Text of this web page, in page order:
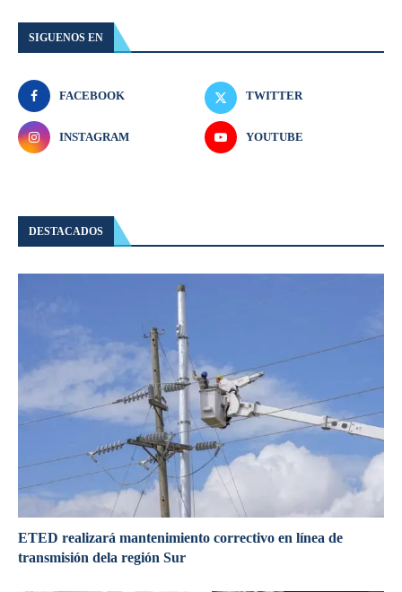
SIGUENOS EN
FACEBOOK TWITTER
INSTAGRAM YOUTUBE
DESTACADOS
ETED realizará mantenimiento correctivo en línea de
transmisión dela región Sur